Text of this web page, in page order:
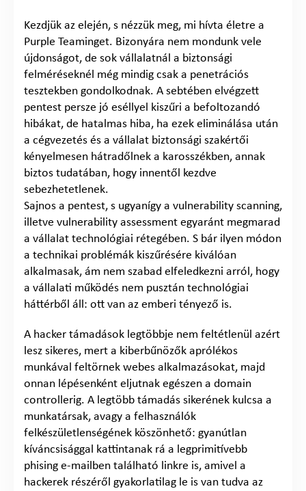
Kezdjük az elején, s nézzük meg, mi hívta életre a
Purple Teaminget. Bizonyára nem mondunk vele
újdonságot, de sok vállalatnál a biztonsági
felméréseknél még mindig csak a penetrációs
tesztekben gondolkodnak. A sebtében elvégzett
pentest persze jó eséllyel kiszűri a befoltozandó
hibákat, de hatalmas hiba, ha ezek eliminálása után
a cégvezetés és a vállalat biztonsági szakértői
kényelmesen hátradőlnek a karosszékben, annak
biztos tudatában, hogy innentől kezdve
sebezhetetlenek.
Sajnos a pentest, s ugyanígy a vulnerability scanning,
illetve vulnerability assessment egyaránt megmarad
a vállalat technológiai rétegében. S bár ilyen módon
a technikai problémák kiszűrésére kiválóan
alkalmasak, ám nem szabad elfeledkezni arról, hogy
a vállalati működés nem pusztán technológiai
háttérből áll: ott van az emberi tényező is.
A hacker támadások legtöbbje nem feltétlenül azért
lesz sikeres, mert a kiberbűnözők aprólékos
munkával feltörnek webes alkalmazásokat, majd
onnan lépésenként eljutnak egészen a domain
controllerig. A legtöbb támadás sikerének kulcsa a
munkatársak, avagy a felhasználók
felkészületlenségének köszönhető: gyanútlan
kíváncsisággal kattintanak rá a legprimitívebb
phising e-mailben található linkre is, amivel a
hackerek részéről gyakorlatilag le is van tudva az